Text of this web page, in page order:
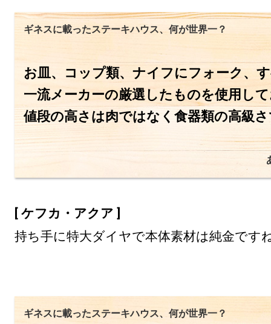
ギネスに載ったステーキハウス、何が世界一？
お皿、コップ類、ナイフにフォーク、
一流メーカーの厳選したものを使用し
値段の高さは肉ではなく食器類の高級
[ ケフカ・アクア ]
持ち手に特大ダイヤで本体素材は純金です
ギネスに載ったステーキハウス、何が世界一？